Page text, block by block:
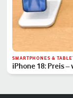
SMARTPHONES &
iPhone 18: Preis